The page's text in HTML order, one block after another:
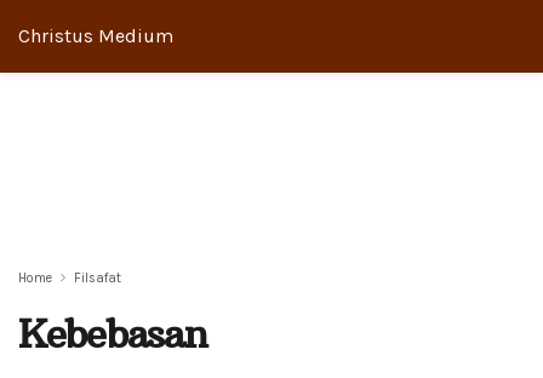
Christus Medium
Home Filsafat
Kebebasan